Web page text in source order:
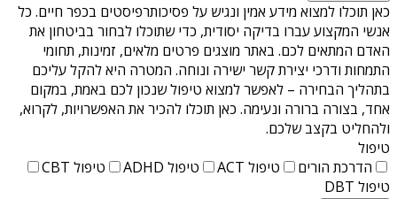
כאן תוכלו למצוא מידע אמין ונגיש על פסיכותרפיסטים בכפר חיים. כל
אנשי המקצוע עברו בדיקה יסודית, כדי שתוכלו לבחור בביטחון את
האדם המתאים לכם. באתר מוצגים פרטים מלאים, זמינות, תחומי
התמחות ודרכי יצירת קשר ישירה ונוחה. המטרה היא להקל עליכם
בתהליך הבחירה – לאפשר למצוא טיפול שנכון לכם באמת, במקום
אחד, בצורה ברורה ונעימה. כאן תוכלו להכיר את האפשרויות, לקרוא,
ולהחליט בקצב שלכם.
טיפול
הדרכת הורים
טיפול ACT טיפול ADHD
טיפול CBT
טיפול DBT